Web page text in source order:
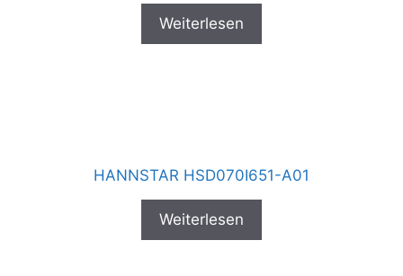
Weiterlesen
HANNSTAR HSD070I651-A01
Weiterlesen